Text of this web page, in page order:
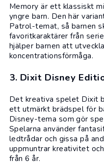
Memory är ett klassiskt
yngre barn. Den här
Patrol-temat, så barnen
favoritkaraktärer från
hjälper barnen att
koncentrationsförmåga.
3. Dixit Disney
Det kreativa spelet Dixit
ett utmärkt brädspel för
Disney-tema som gör
Spelarna använder
ledtrådar och gissa på
uppmuntrar kreativitet
från 6 år.